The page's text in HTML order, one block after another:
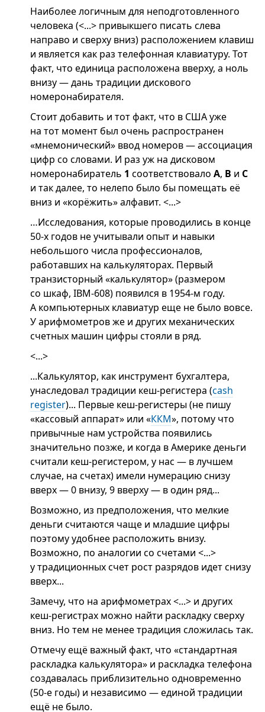
Наиболее логичным для неподготовленного
человека (<...> привыкшего писать слева
направо и сверху вниз) расположением клавиш
и является как раз телефонная клавиатуру. Тот
факт, что единица расположена вверху, а ноль
внизу — дань традиции дискового
номеронабирателя.
Стоит добавить и тот факт, что в США уже
на тот момент был очень распространен
«мнемонический» ввод номеров — ассоциация
цифр со словами. И раз уж на дисковом
номеронабиратель 1 соответствовало A, B и C
и так далее, то нелепо было бы помещать её
вниз и «корёжить» алфавит. <...>
…Исследования, которые проводились в конце
50-х годов не учитывали опыт и навыки
небольшого числа профессионалов,
работавших на калькуляторах. Первый
транзисторный «калькулятор» (размером
со шкаф, IBM-608) появился в 1954-м году.
А компьютерных клавиатур еще не было вовсе.
У арифмометров же и других механических
счетных машин цифры стояли в ряд.
<...>
...Калькулятор, как инструмент бухгалтера,
унаследовал традиции кеш-регистера (cash
register)... Первые кеш-регистеры (не пишу
«кассовый аппарат» или «ККМ», потому что
привычные нам устройства появились
значительно позже, и когда в Америке деньги
считали кеш-регистером, у нас — в лучшем
случае, на счетах) имели нумерацию снизу
вверх — 0 внизу, 9 вверху — в один ряд...
Возможно, из предположения, что мелкие
деньги считаются чаще и младшие цифры
поэтому удобнее расположить внизу.
Возможно, по аналогии со счетами <...>
у традиционных счет рост разрядов идет снизу
вверх...
Замечу, что на арифмометрах <...> и других
кеш-регистрах можно найти раскладку сверху
вниз. Но тем не менее традиция сложилась так.
Отмечу ещё важный факт, что «стандартная
раскладка калькулятора» и раскладка телефона
создавалась приблизительно одновременно
(50-е годы) и независимо — единой традиции
ещё не было.